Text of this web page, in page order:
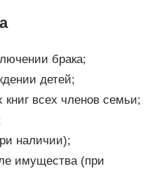
брака;
детей;
всех членов семьи;
наличии);
имущества (при